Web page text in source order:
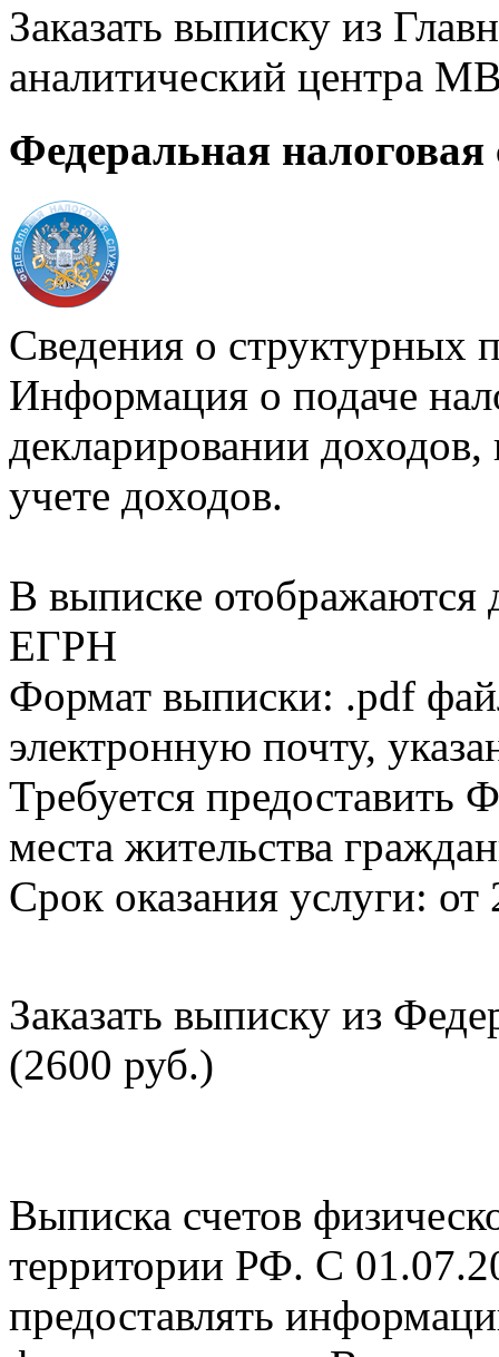
Заказать выписку из
аналитический центра
Федеральная налоговая
Сведения о структурных
Информация о подаче
декларировании доходов,
учете доходов.
В выписке
ЕГРН
Формат выписки: .pdf
электронную почту,
Требуется
места жительства
Срок оказания услуги: от
Заказать выписку из
(2600 руб.)
Выписка счетов
территории РФ. С
предоставлять